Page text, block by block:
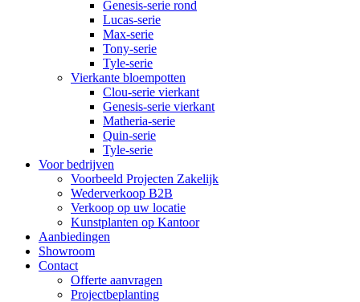
Genesis-serie rond
Lucas-serie
Max-serie
Tony-serie
Tyle-serie
Vierkante bloempotten
Clou-serie vierkant
Genesis-serie vierkant
Matheria-serie
Quin-serie
Tyle-serie
Voor bedrijven
Voorbeeld Projecten Zakelijk
Wederverkoop B2B
Verkoop op uw locatie
Kunstplanten op Kantoor
Aanbiedingen
Showroom
Contact
Offerte aanvragen
Projectbeplanting